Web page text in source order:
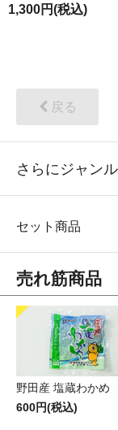
1,300円(税込)
戻る
さらにジャン
セット商品
売れ筋商品
野田産 塩蔵わかめ
600円(税込)